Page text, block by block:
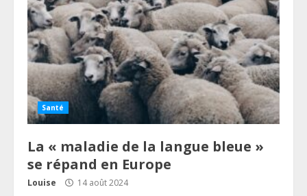
Santé
La « maladie de la langue bleue »
se répand en Europe
Louise 14 août 2024